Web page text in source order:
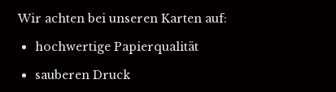
Wir achten bei unseren Karten auf:
hochwertige Papierqualität
sauberen Druck